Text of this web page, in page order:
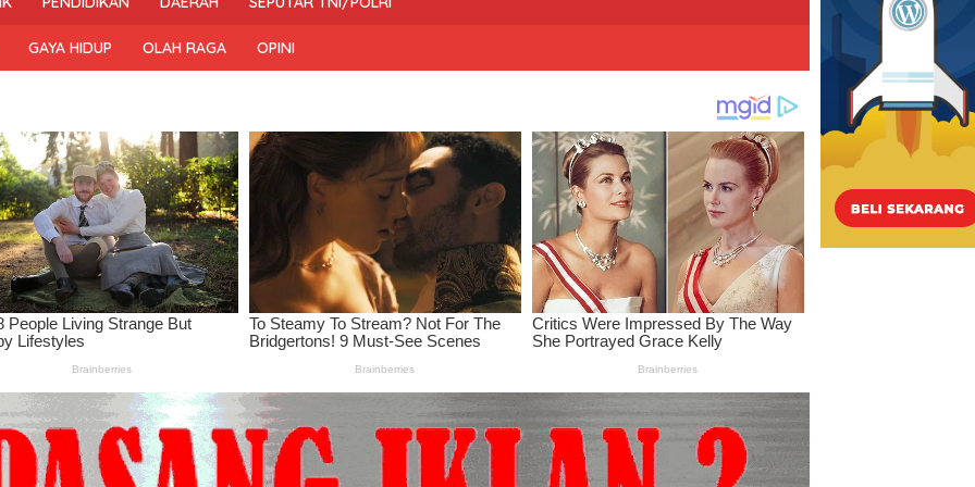
GAYA HIDUP OLAH RAGA OPINI